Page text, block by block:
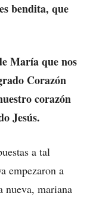
bendita, que
María que nos
Corazón
corazón
Jesús.
a tal
empezaron a
nueva, mariana